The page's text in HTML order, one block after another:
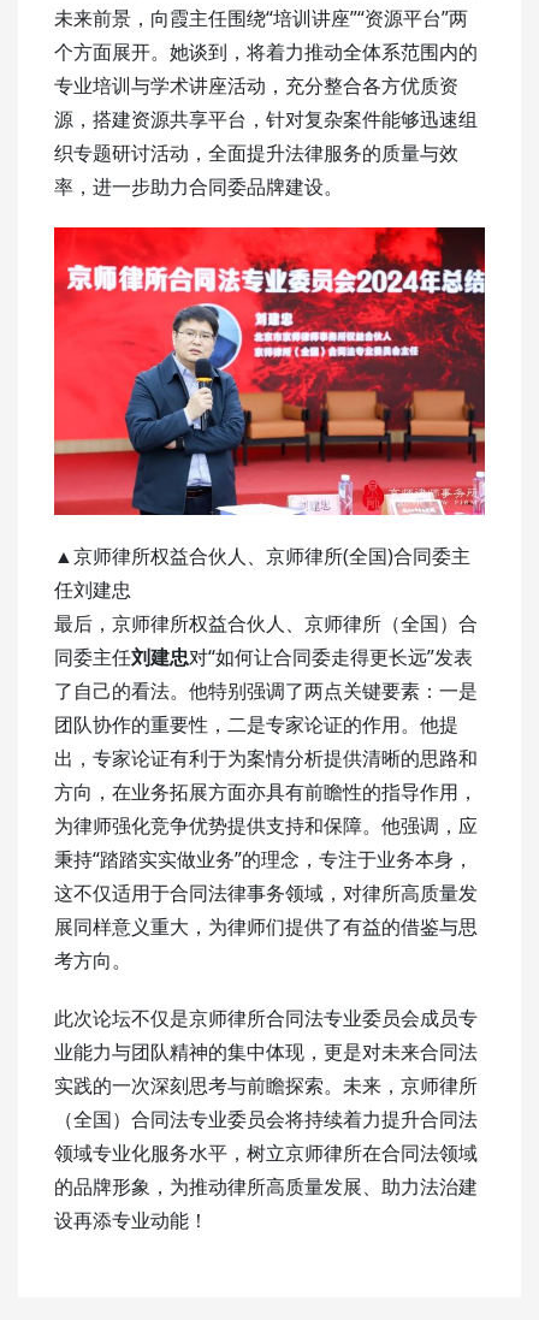
未来前景，向霞主任围绕“培训讲座”“资源平台”两
个方面展开。她谈到，将着力推动全体系范围内的
专业培训与学术讲座活动，充分整合各方优质资
源，搭建资源共享平台，针对复杂案件能够迅速组
织专题研讨活动，全面提升法律服务的质量与效
率，进一步助力合同委品牌建设。
▲京师律所权益合伙人、京师律所(全国)合同委主
任刘建忠
最后，京师律所权益合伙人、京师律所（全国）合
同委主任刘建忠对“如何让合同委走得更长远”发表
了自己的看法。他特别强调了两点关键要素：一是
团队协作的重要性，二是专家论证的作用。他提
出，专家论证有利于为案情分析提供清晰的思路和
方向，在业务拓展方面亦具有前瞻性的指导作用，
为律师强化竞争优势提供支持和保障。他强调，应
秉持“踏踏实实做业务”的理念，专注于业务本身，
这不仅适用于合同法律事务领域，对律所高质量发
展同样意义重大，为律师们提供了有益的借鉴与思
考方向。
此次论坛不仅是京师律所合同法专业委员会成员专
业能力与团队精神的集中体现，更是对未来合同法
实践的一次深刻思考与前瞻探索。未来，京师律所
（全国）合同法专业委员会将持续着力提升合同法
领域专业化服务水平，树立京师律所在合同法领域
的品牌形象，为推动律所高质量发展、助力法治建
设再添专业动能！